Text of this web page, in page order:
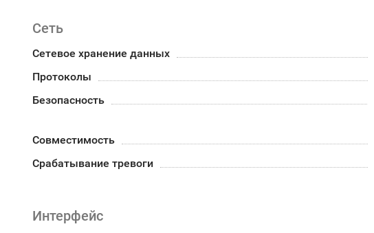
Сеть
Сетевое хранение данных
Протоколы
Безопасность
Совместимость
Срабатывание тревоги
Интерфейс